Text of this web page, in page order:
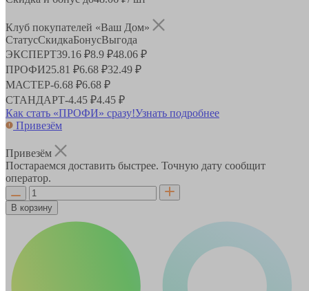
Клуб покупателей «Ваш Дом»
СтатусСкидкаБонусВыгода
ЭКСПЕРТ39.16 ₽8.9 ₽48.06 ₽
ПРОФИ25.81 ₽6.68 ₽32.49 ₽
МАСТЕР-6.68 ₽6.68 ₽
СТАНДАРТ-4.45 ₽4.45 ₽
Как стать «ПРОФИ» сразу!Узнать подробнее
Привезём
Привезём
Постараемся доставить быстрее. Точную дату сообщит
оператор.
В корзину